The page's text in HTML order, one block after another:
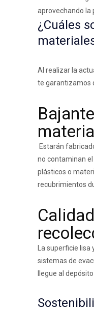
aprovechando la
¿Cuáles
Al realizar la
te garantizamos
Estarán
no contaminan
plásticos o
recubrimientos
La superficie
sistemas de
llegue al